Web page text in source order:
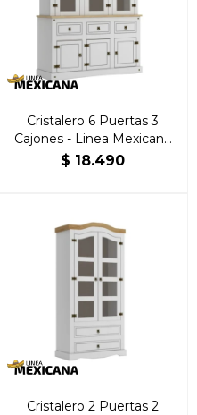
Cristalero 6 Puertas 3
Cajones - Linea Mexicana
Blanco
$ 18.490
Cristalero 2 Puertas 2